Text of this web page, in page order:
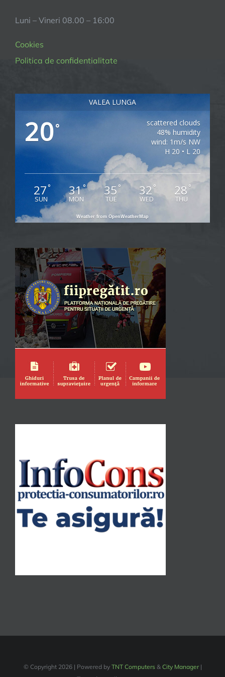
Luni – Vineri 08.00 – 16:00
Cookies
Politica de confidentialitate
VALEA LUNGA
20°
scattered clouds
48% humidity
wind: 1m/s NW
H 20 • L 20
27°
SUN
31°
MON
35 °
TUE
32°
WED
28 °
THU
Weather from OpenWeatherMap
© Copyright 2026 | Powered by TNT Computers& City Manager|